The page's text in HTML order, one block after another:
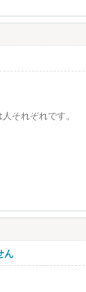
人それぞれです。
ん